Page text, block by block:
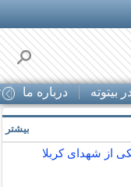
بیتوته درباره ما
از شهدای کربلا
بیشتر